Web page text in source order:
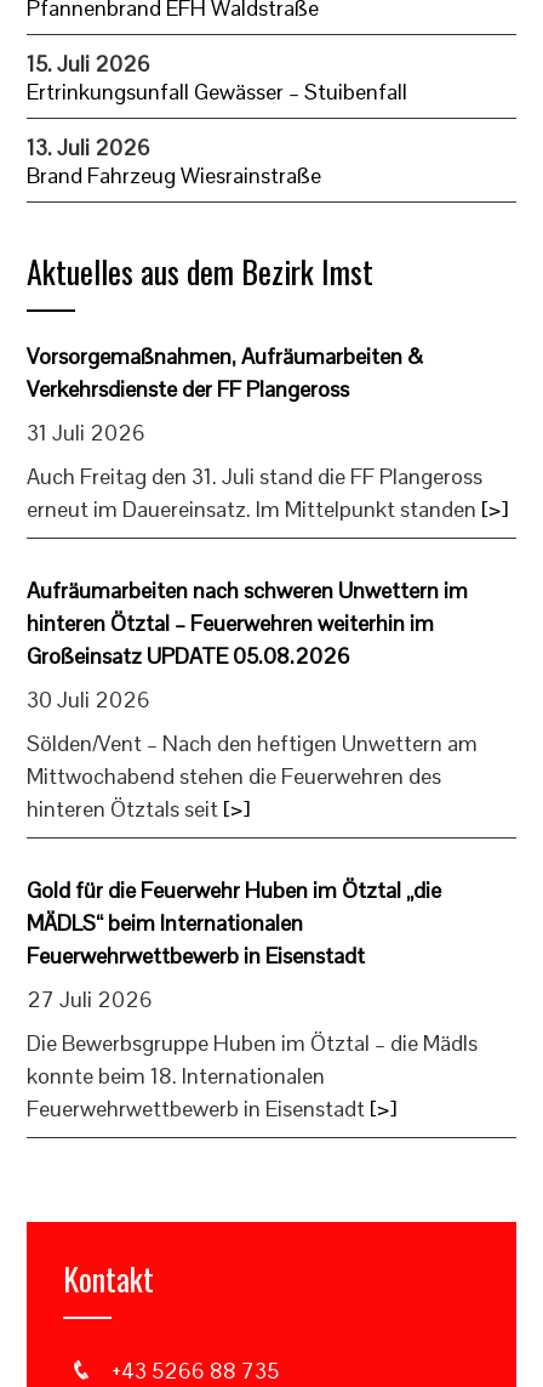
Pfannenbrand EFH Waldstraße
15. Juli 2026
Ertrinkungsunfall Gewässer – Stuibenfall
13. Juli 2026
Brand Fahrzeug Wiesrainstraße
Aktuelles aus dem Bezirk Imst
Vorsorgemaßnahmen, Aufräumarbeiten &
Verkehrsdienste der FF Plangeross
31 Juli 2026
Auch Freitag den 31. Juli stand die FF Plangeross
erneut im Dauereinsatz. Im Mittelpunkt standen [>]
Aufräumarbeiten nach schweren Unwettern im
hinteren Ötztal – Feuerwehren weiterhin im
Großeinsatz UPDATE 05.08.2026
30 Juli 2026
Sölden/Vent – Nach den heftigen Unwettern am
Mittwochabend stehen die Feuerwehren des
hinteren Ötztals seit [>]
Gold für die Feuerwehr Huben im Ötztal „die
MÄDLS“ beim Internationalen
Feuerwehrwettbewerb in Eisenstadt
27 Juli 2026
Die Bewerbsgruppe Huben im Ötztal – die Mädls
konnte beim 18. Internationalen
Feuerwehrwettbewerb in Eisenstadt [>]
Kontakt
+43 5266 88 735